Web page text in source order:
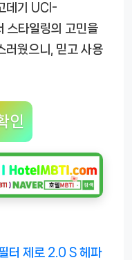
데기 UCI-
스타일링의 고민을
러웠으니, 믿고 사용
인
터 제로 2.0 S 헤파